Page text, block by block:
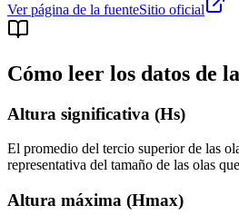
Ver página de la fuenteSitio oficial
Cómo leer los datos de
Altura significativa (Hs)
El promedio del tercio superior de las
representativa del tamaño de las olas
Altura máxima (Hmax)